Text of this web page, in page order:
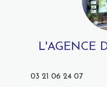
L'AGENCE
03 21 06 24 07